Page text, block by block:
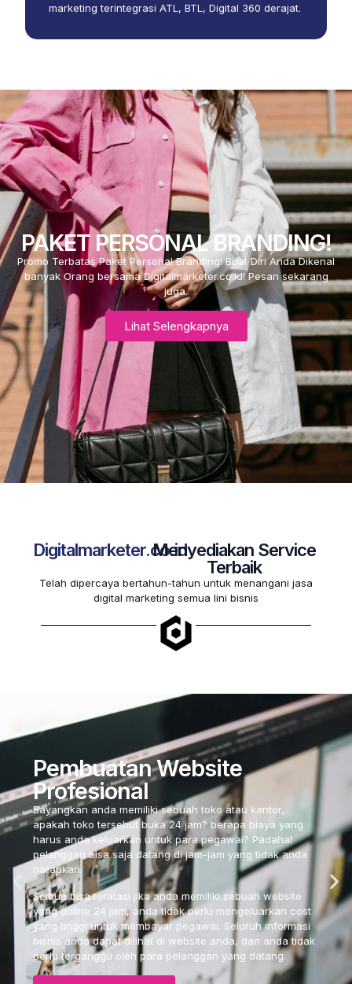
marketing terintegrasi ATL, BTL, Digital 360 derajat.
PAKET PERSONAL BRANDING!
Promo Terbatas Paket Personal Branding! Buat Diri Anda Dikenal
banyak Orang bersama Digitalmarketer.co.id! Pesan sekarang
juga.
Lihat Selengkapnya
Digitalmarketer.co.idMenyediakan Service
Terbaik
Telah dipercaya bertahun-tahun untuk menangani jasa
digital marketing semua lini bisnis
Pembuatan Website
Profesional
Bayangkan anda memiliki sebuah toko atau kantor,
apakah toko tersebut buka 24 jam? berapa biaya yang
harus anda keluarkan untuk para pegawai? Padahal
pelanggan bisa saja datang di jam-jam yang tidak anda
harapkan.
Semua bisa teratasi jika anda memiliki sebuah website
yang online 24 jam, anda tidak perlu mengeluarkan cost
yang tinggi untuk membayar pegawai. Seluruh informasi
bisnis anda dapat dilihat di website anda, dan anda tidak
perlu terganggu oleh para pelanggan yang datang.